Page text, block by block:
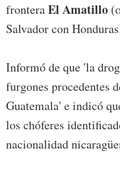
fronteraEl Amatillo
Salvador con
Informó de que 'la
furgones procedentes
Guatemala' e indicó
los chóferes
nacionalidad